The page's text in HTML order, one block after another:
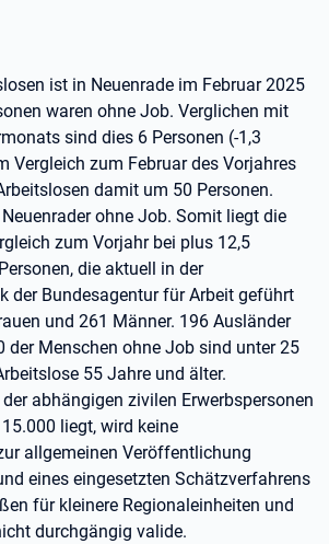
ist in Neuenrade im Februar 2025
waren ohne Job. Verglichen mit
sind dies 6 Personen (-1,3
Vergleich zum Februar des Vorjahres
damit um 50 Personen.
ohne Job. Somit liegt die
zum Vorjahr bei plus 12,5
die aktuell in der
der Bundesagentur für Arbeit geführt
und 261 Männer. 196 Ausländer
der Menschen ohne Job sind unter 25
55 Jahre und älter.
abhängigen zivilen Erwerbspersonen
liegt, wird keine
allgemeinen Veröffentlichung
eines eingesetzten Schätzverfahrens
für kleinere Regionaleinheiten und
durchgängig valide.